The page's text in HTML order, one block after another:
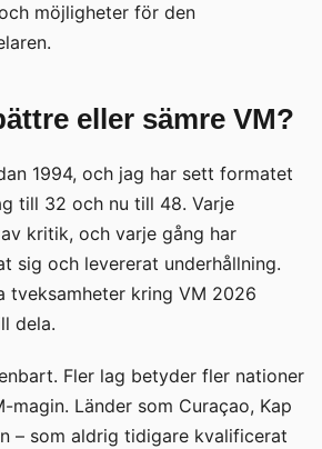
möjligheter för den
eller sämre VM?
1994, och jag har sett formatet
till 32 och nu till 48. Varje
kritik, och varje gång har
sig och levererat underhållning.
tveksamheter kring VM 2026
dela.
Fler lag betyder fler nationer
magin. Länder som Curaçao, Kap
– som aldrig tidigare kvalificerat